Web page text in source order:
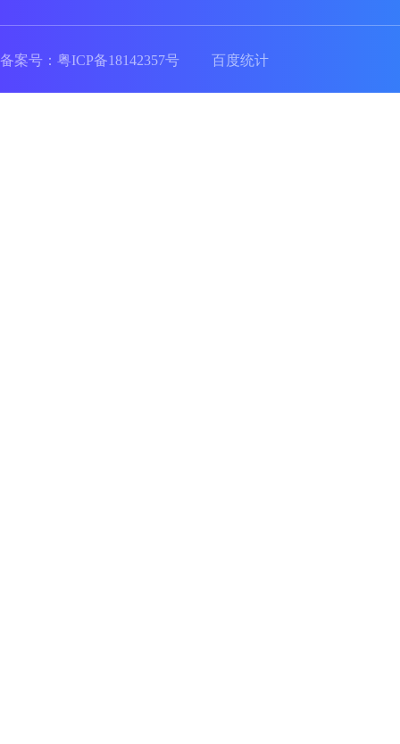
备案号： 粤ICP备18142357号 百度统计